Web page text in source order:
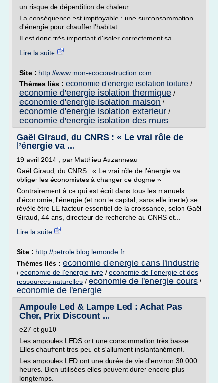
un risque de déperdition de chaleur.
La conséquence est impitoyable : une surconsommation
d'énergie pour chauffer l'habitat.
Il est donc très important d'isoler correctement sa...
Lire la suite
Site : http://www.mon-ecoconstruction.com
Thèmes liés : economie d'energie isolation toiture /
economie d'energie isolation thermique /
economie d'energie isolation maison /
economie d'energie isolation exterieur /
economie d'energie isolation des murs
Gaël Giraud, du CNRS : « Le vrai rôle de
l’énergie va ...
19 avril 2014 , par Matthieu Auzanneau
Gaël Giraud, du CNRS : « Le vrai rôle de l'énergie va
obliger les économistes à changer de dogme »
Contrairement à ce qui est écrit dans tous les manuels
d'économie, l'énergie (et non le capital, sans elle inerte) se
révèle être LE facteur essentiel de la croissance, selon Gaël
Giraud, 44 ans, directeur de recherche au CNRS et...
Lire la suite
Site : http://petrole.blog.lemonde.fr
Thèmes liés : economie d'energie dans l'industrie
/ economie de l'energie livre / economie de l'energie et des
ressources naturelles / economie de l'energie cours /
economie de l'energie
Ampoule Led & Lampe Led : Achat Pas
Cher, Prix Discount ...
e27 et gu10
Les ampoules LEDS ont une consommation très basse.
Elles chauffent très peu et s'allument instantanément.
Les ampoules LED ont une durée de vie d'environ 30 000
heures. Bien utilisées elles peuvent durer encore plus
longtemps.